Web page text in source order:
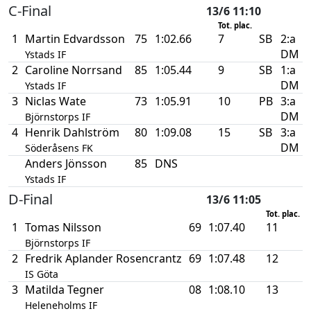
C-Final 13/6 11:10
Tot. plac.
1 Martin Edvardsson
Ystads IF
75 1:02.66 7 SB 2:a
DM
2 Caroline Norrsand
Ystads IF
85 1:05.44 9 SB
1:a
DM
3 Niclas Wate
Björnstorps IF
73 1:05.91 10 PB 3:a
DM
4 Henrik Dahlström
Söderåsens FK
80 1:09.08 15 SB 3:a
DM
Anders Jönsson
Ystads IF
85 DNS
D-Final 13/6 11:05
Tot. plac.
1 Tomas Nilsson
Björnstorps IF
69 1:07.40 11
2 Fredrik Aplander Rosencrantz
IS Göta
69 1:07.48 12
3 Matilda Tegner
Heleneholms IF
08 1:08.10 13